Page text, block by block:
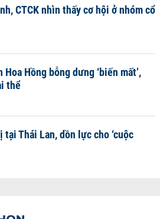
CTCK nhìn thấy cơ hội ở nhóm cổ
Hồng bỗng dưng ‘biến mất’,
thể
tại Thái Lan, dồn lực cho ‘cuộc